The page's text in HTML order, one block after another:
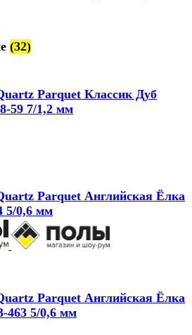
(32)
Parquet Классик Дуб
59 7/1,2 мм
Parquet Английская Ёлка
5/0,6 мм
Parquet Английская Ёлка
463 5/0,6 мм